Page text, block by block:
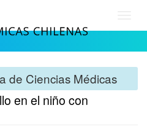
de Ciencias Médicas
en el niño con